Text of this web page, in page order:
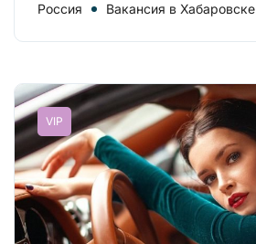
Россия Вакансия в Хабаровске
VIP